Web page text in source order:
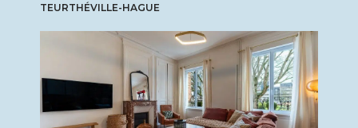
TEURTHÉVILLE-HAGUE